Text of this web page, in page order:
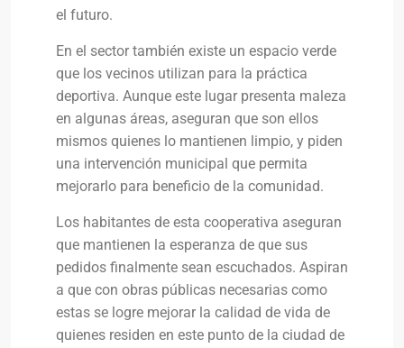
el futuro.
En el sector también existe un espacio verde
que los vecinos utilizan para la práctica
deportiva. Aunque este lugar presenta maleza
en algunas áreas, aseguran que son ellos
mismos quienes lo mantienen limpio, y piden
una intervención municipal que permita
mejorarlo para beneficio de la comunidad.
Los habitantes de esta cooperativa aseguran
que mantienen la esperanza de que sus
pedidos finalmente sean escuchados. Aspiran
a que con obras públicas necesarias como
estas se logre mejorar la calidad de vida de
quienes residen en este punto de la ciudad de